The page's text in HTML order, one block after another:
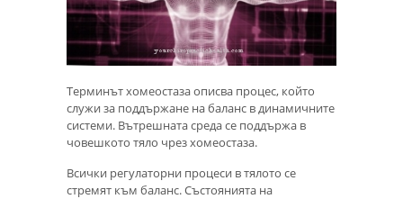
Терминът хомеостаза описва процес, който
служи за поддържане на баланс в динамичните
системи. Вътрешната среда се поддържа в
човешкото тяло чрез хомеостаза.
Всички регулаторни процеси в тялото се
стремят към баланс. Състоянията на